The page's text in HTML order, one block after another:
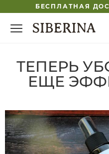
БЕСПЛАТНАЯ
ТЕПЕРЬ
ЕЩЕ